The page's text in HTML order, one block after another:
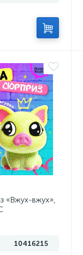
«Вжух-вжух»,
10416215